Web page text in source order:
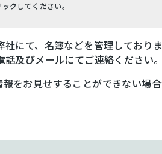
クしてください。
にて、名簿などを管理しており
及びメールにてご連絡ください。
をお見せすることができない場